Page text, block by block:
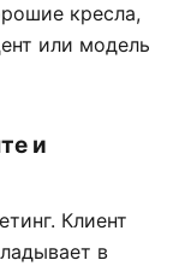
кресла,
или модель
и
Клиент
в